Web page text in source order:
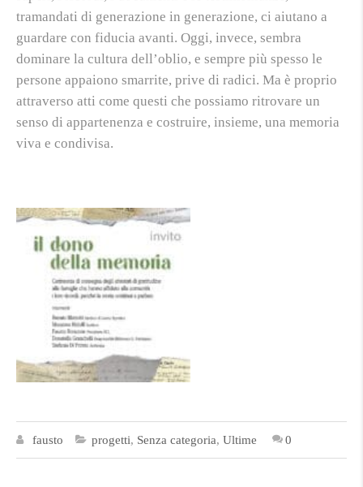
tramandati di generazione in generazione, ci aiutano a
guardare con fiducia avanti. Oggi, invece, sembra
dominare la cultura dell’oblio, e sempre più spesso le
persone appaiono smarrite, prive di radici. Ma è proprio
attraverso atti come questi che possiamo ritrovare un
senso di appartenenza e costruire, insieme, una memoria
viva e condivisa.
fausto progetti, Senza categoria, Ultime 0